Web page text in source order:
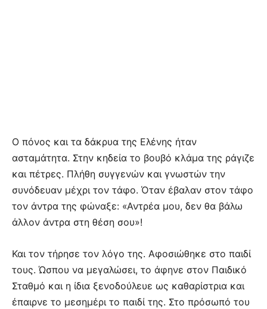
Ο πόνος και τα δάκρυα της Ελένης ήταν
ασταμάτητα. Στην κηδεία το βουβό κλάμα της ράγιζε
και πέτρες. Πλήθη συγγενών και γνωστών την
συνόδευαν μέχρι τον τάφο. Όταν έβαλαν στον τάφο
τον άντρα της φώναξε: «Αντρέα μου, δεν θα βάλω
άλλον άντρα στη θέση σου»!
Και τον τήρησε τον λόγο της. Αφοσιώθηκε στο παιδί
τους. Ώσπου να μεγαλώσει, το άφηνε στον Παιδικό
Σταθμό και η ίδια ξενοδούλευε ως καθαρίστρια και
έπαιρνε το μεσημέρι το παιδί της. Στο πρόσωπό του